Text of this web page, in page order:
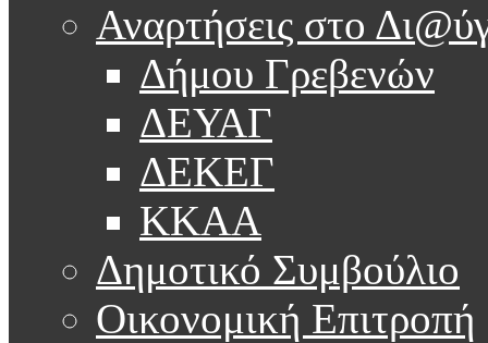
Αναρτήσεις στο
Δήμου Γρεβενών
ΔΕΥΑΓ
ΔΕΚΕΓ
ΚΚΑΑ
Δημοτικό Συμβούλιο
Οικονομική Επιτροπή